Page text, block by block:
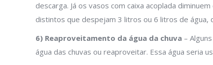
descarga. Já os vasos com caixa acoplada
distintos que despejam 3 litros ou 6 litros de água,
6) Reaproveitamento da água da chuva –
água das chuvas ou reaproveitar. Essa água seria